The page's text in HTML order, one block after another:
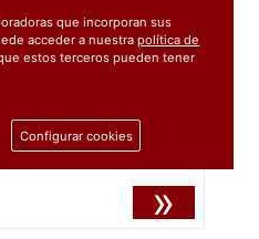
0.80€
»
que incorporan sus
acceder a nuestrapolítica de
estos terceros pueden tener
Configurar cookies